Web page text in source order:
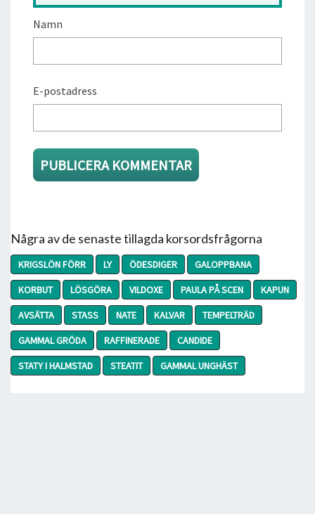
Namn
E-postadress
Några av de senaste tillagda korsordsfrågorna
KRIGSLÖN FÖRR LY ÖDESDIGER
GALOPPBANA
KORBUT
LÖSGÖRA VILDOXE PAULA PÅ SCEN
KAPUN
AVSÄTTA
STASS NATE KALVAR
TEMPELTRÄD
GAMMAL GRÖDA
RAFFINERADE
CANDIDE
STATY I HALMSTAD
STEATIT GAMMAL UNGHÄST